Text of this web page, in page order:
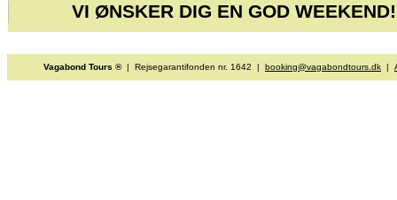
VI ØNSKER DIG EN GOD WEEKEND!
Vagabond Tours ®| Rejsegarantifonden nr. 1642 | booking@vagabondtours.dk |